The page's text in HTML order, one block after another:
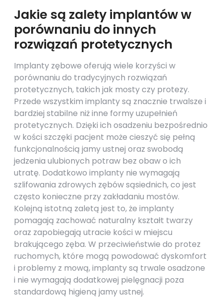
Jakie są zalety implantów w
porównaniu do innych
rozwiązań protetycznych
Implanty zębowe oferują wiele korzyści w
porównaniu do tradycyjnych rozwiązań
protetycznych, takich jak mosty czy protezy.
Przede wszystkim implanty są znacznie trwalsze i
bardziej stabilne niż inne formy uzupełnień
protetycznych. Dzięki ich osadzeniu bezpośrednio
w kości szczęki pacjent może cieszyć się pełną
funkcjonalnością jamy ustnej oraz swobodą
jedzenia ulubionych potraw bez obaw o ich
utratę. Dodatkowo implanty nie wymagają
szlifowania zdrowych zębów sąsiednich, co jest
często konieczne przy zakładaniu mostów.
Kolejną istotną zaletą jest to, że implanty
pomagają zachować naturalny kształt twarzy
oraz zapobiegają utracie kości w miejscu
brakującego zęba. W przeciwieństwie do protez
ruchomych, które mogą powodować dyskomfort
i problemy z mową, implanty są trwale osadzone
i nie wymagają dodatkowej pielęgnacji poza
standardową higieną jamy ustnej.